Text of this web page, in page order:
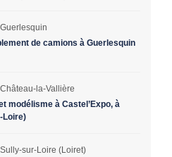
de camions à Guerlesquin
la-Vallière
modélisme à Castel’Expo, à
Loire)
sur-Loire (Loiret)